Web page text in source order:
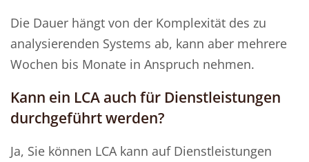
Die Dauer hängt von der Komplexität des zu
analysierenden Systems ab, kann aber mehrere
Wochen bis Monate in Anspruch nehmen.
Kann ein LCA auch für Dienstleistungen
durchgeführt werden?
Ja, Sie können LCA kann auf Dienstleistungen